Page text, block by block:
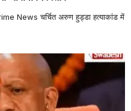
News चर्चित अरुण हुड्डा हत्याकांड में